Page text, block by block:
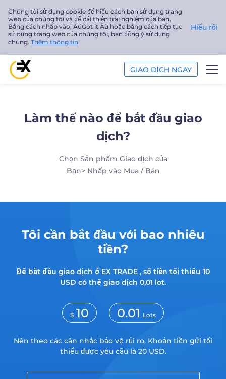
Chúng tôi sử dụng cookie để hiểu cách bạn sử dụng trang
web của chúng tôi và để cải thiện trải nghiệm của bạn.
Bằng cách nhấp vào‚ ÄúGot it‚Äù hoặc bằng cách tiếp tục
sử dụng trang web của chúng tôi, bạn đồng ý sử dụng
chúng. Thêm thông tin
Hiểu rồi
GIAO DỊCH NGAY
PHÂN TÍCH
Tiếng Việt
Làm thế nào để bắt đầu giao
dịch?
Chọn Sản phẩm Giao dịch của
Bạn> Nhấp vào Mua / Bán
Tôi cần bắt đầu với bao nhiêu
tiền?
Để bắt đầu giao dịch ở EX TRADE , số tiền tối thiểu 10
USD có thể giao dịch 0,01 lot.
$ 10 0.01 Lots
Nên theo các cân nhắc bảo vệ rủi ro, Khoản tiền gửi tối
thiểu được yêu cầu là 20 USD.